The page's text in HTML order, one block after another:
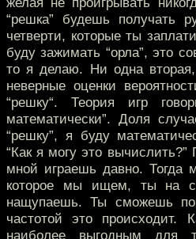
“решка” будешь получать
четверти, которые ты
буду зажимать “орла”, это
то я делаю. Ни одна
неверные оценки
“решку“. Теория игр
математически”. Доля
“решку”, я буду
“Как я могу это
мной играешь давно. Тогда
которое мы ищем, ты на
нащупаешь. Ты сможешь
частотой это происходит.
наиболее выгодным для